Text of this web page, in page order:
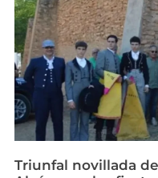
Triunfal novillada